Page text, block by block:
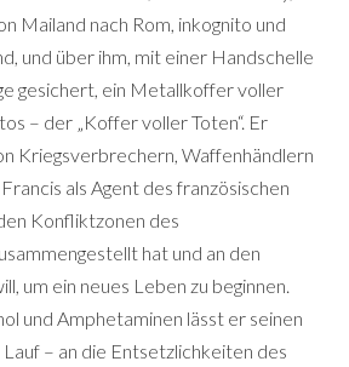
Mailand nach Rom, inkognito und
und über ihm, mit einer Handschelle
gesichert, ein Metallkoffer voller
– der „Koffer voller Toten“. Er
Kriegsverbrechern, Waffenhändlern
als Agent des französischen
Konfliktzonen des
hat und an den
um ein neues Leben zu beginnen.
und Amphetaminen lässt er seinen
– an die Entsetzlichkeiten des